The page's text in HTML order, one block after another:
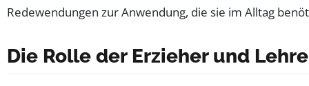
Redewendungen zur Anwendung, die sie im Alltag
Die Rolle der Erzieher und